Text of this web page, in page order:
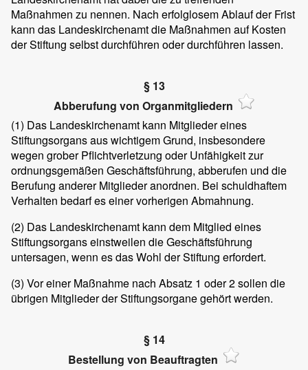
Maßnahmen zu nennen. Nach erfolglosem Ablauf der Frist
kann das Landeskirchenamt die Maßnahmen auf Kosten
der Stiftung selbst durchführen oder durchführen lassen.
§ 13
Abberufung von Organmitgliedern
(1) Das Landeskirchenamt kann Mitglieder eines
Stiftungsorgans aus wichtigem Grund, insbesondere
wegen grober Pflichtverletzung oder Unfähigkeit zur
ordnungsgemäßen Geschäftsführung, abberufen und die
Berufung anderer Mitglieder anordnen. Bei schuldhaftem
Verhalten bedarf es einer vorherigen Abmahnung.
(2) Das Landeskirchenamt kann dem Mitglied eines
Stiftungsorgans einstweilen die Geschäftsführung
untersagen, wenn es das Wohl der Stiftung erfordert.
(3) Vor einer Maßnahme nach Absatz 1 oder 2 sollen die
übrigen Mitglieder der Stiftungsorgane gehört werden.
§ 14
Bestellung von Beauftragten